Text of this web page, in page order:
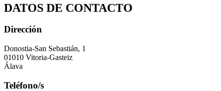
DATOS DE CONTACTO
Dirección
Donostia-San Sebastián, 1
01010 Vitoria-Gasteiz
Álava
Teléfono/s